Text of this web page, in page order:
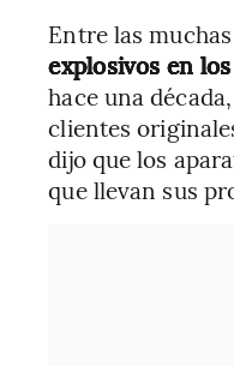
Entre las
explosivos en
hace una
clientes
dijo que los
que llevan sus